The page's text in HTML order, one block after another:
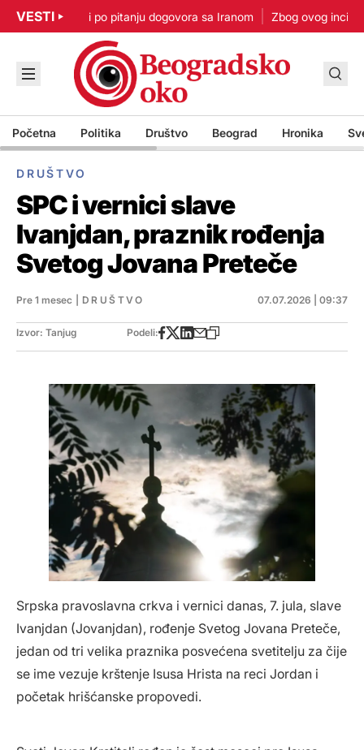
VESTI
Nisam u žurbi po pitanju dogovora sa Iranom Zbog ovog
Početna Politika Društvo Beograd Hronika
DRUŠTVO
SPC i vernici slave
Ivanjdan, praznik rođenja
Svetog Jovana Preteče
Pre 1 mesec DRUŠTVO 07.07.2026 | 09:37
Izvor: Tanjug Podeli:
Srpska pravoslavna crkva i vernici danas, 7. jula, slave
Ivanjdan (Jovanjdan), rođenje Svetog Jovana Preteče,
jedan od tri velika praznika posvećena svetitelju za čije
se ime vezuje krštenje Isusa Hrista na reci Jordan i
početak hrišćanske propovedi.